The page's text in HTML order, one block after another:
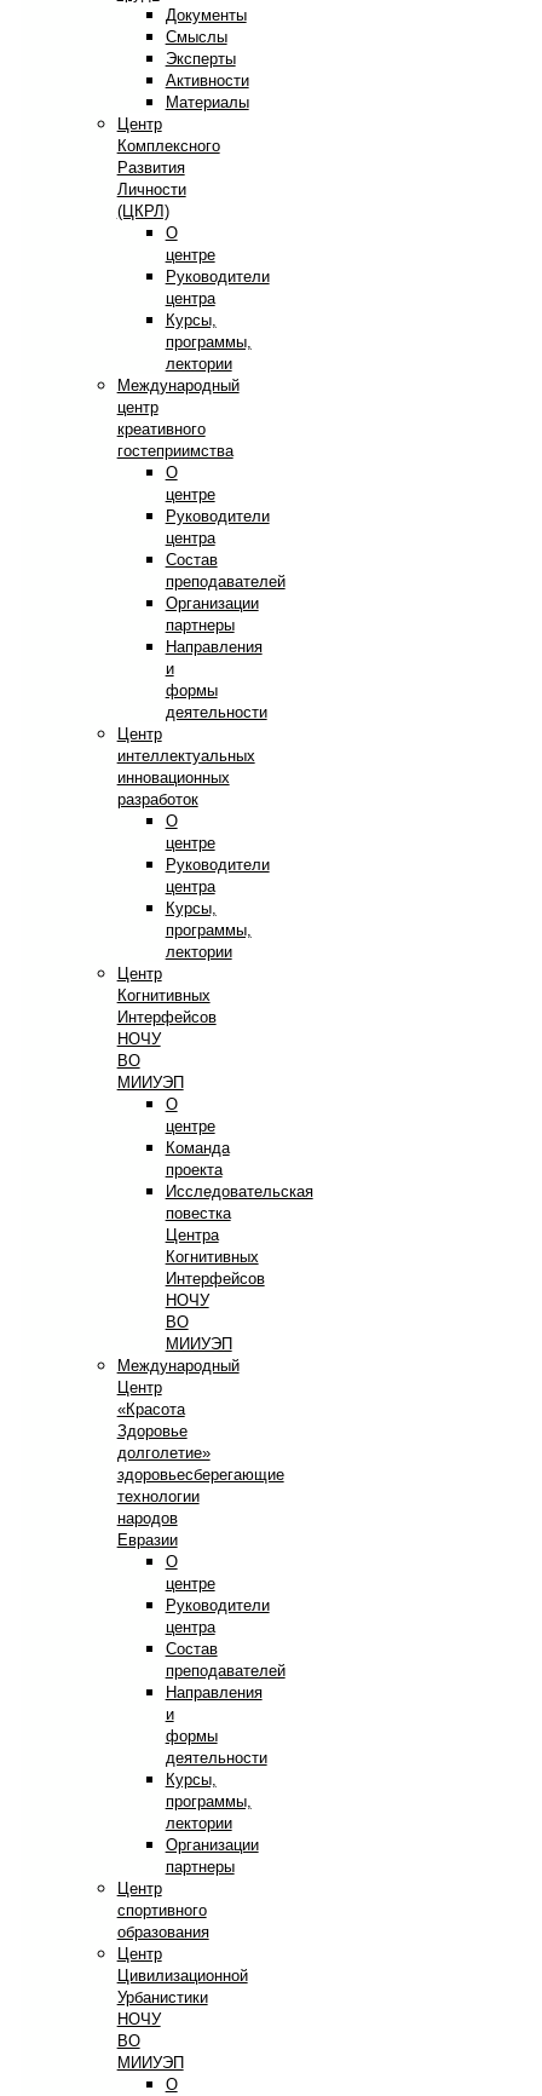
Документы
Смыслы
Эксперты
Активности
Материалы
Центр
Комплексного
Развития
Личности
(ЦКРЛ)
О
центре
Руководители
центра
Курсы,
программы,
лектории
Международный
центр
креативного
гостеприимства
О
центре
Руководители
центра
Состав
преподавателей
Организации
партнеры
Направления
и
формы
деятельности
Центр
интеллектуальных
инновационных
разработок
О
центре
Руководители
центра
Курсы,
программы,
лектории
Центр
Когнитивных
Интерфейсов
НОЧУ
ВО
МИИУЭП
О
центре
Команда
проекта
Исследовательская
повестка
Центра
Когнитивных
Интерфейсов
НОЧУ
ВО
МИИУЭП
Международный
Центр
«Красота
Здоровье
долголетие»
здоровьесберегающие
технологии
народов
Евразии
О
центре
Руководители
центра
Состав
преподавателей
Направления
и
формы
деятельности
Курсы,
программы,
лектории
Организации
партнеры
Центр
спортивного
образования
Центр
Цивилизационной
Урбанистики
НОЧУ
ВО
МИИУЭП
О